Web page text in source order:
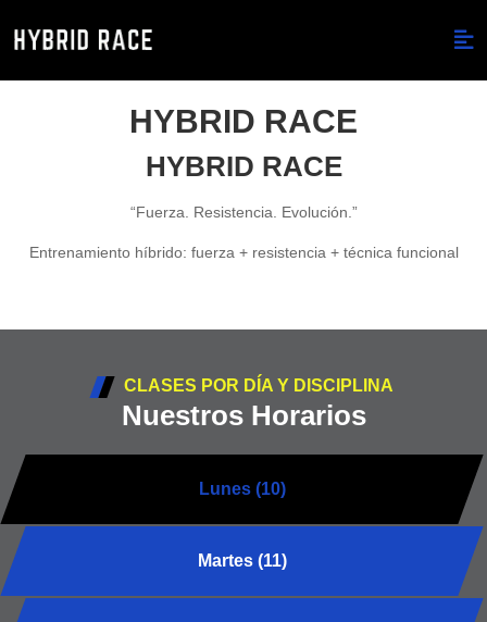
HYBRID RACE
HYBRID RACE
“Fuerza. Resistencia. Evolución.”
Entrenamiento híbrido: fuerza + resistencia + técnica funcional
CLASES POR DÍA Y DISCIPLINA
Nuestros Horarios
Lunes (10)
Martes (11)